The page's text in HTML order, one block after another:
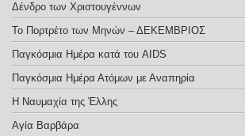
Δένδρο των Χριστουγέννων
Το Πορτρέτο των Μηνών – ΔΕΚΕΜΒΡΙΟΣ
Παγκόσμια Ημέρα κατά του AIDS
Παγκόσμια Ημέρα Ατόμων με Αναπηρία
Η Ναυμαχία της Έλλης
Αγία Βαρβάρα